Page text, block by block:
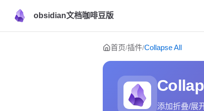
obsidian文档咖啡豆版
Skip to content
首页/插件/Collapse All
添加折叠/展